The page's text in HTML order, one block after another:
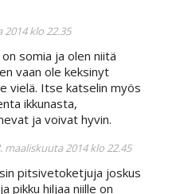
2014 klo 22.35
somia ja olen niitä
vaan ole keksinyt
vielä. Itse katselin myös
ikkunasta,
ja voivat hyvin.
maaliskuuta 2014 klo 22.45
pitsivetoketjuja joskus
pikku hiljaa niille on